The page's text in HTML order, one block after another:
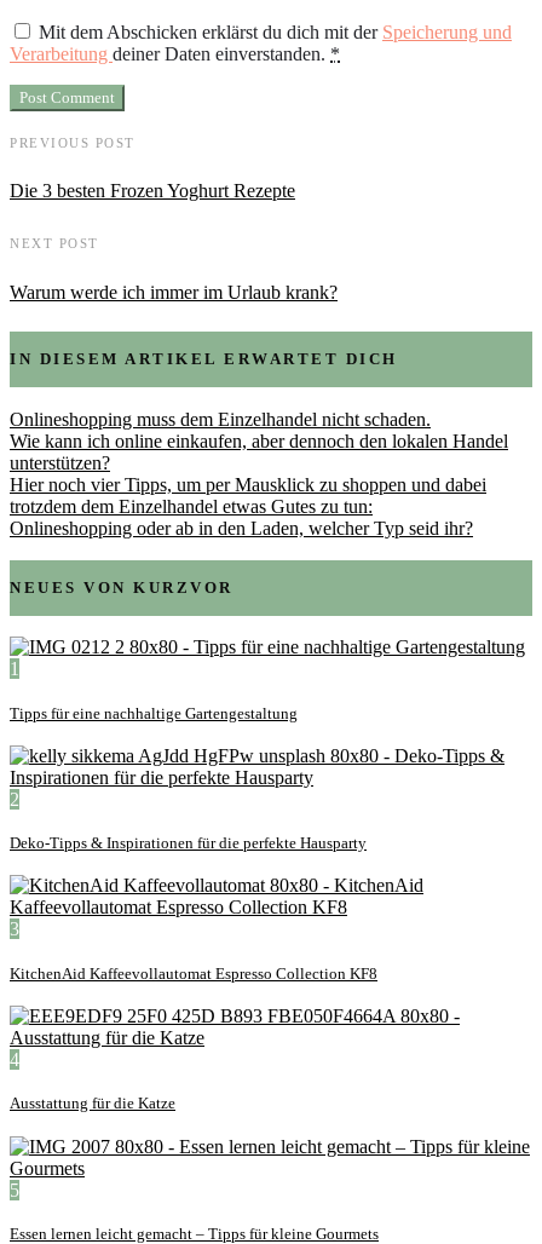
Mit dem Abschicken erklärst du dich mit der Speicherung und
Verarbeitung deiner Daten einverstanden. *
PREVIOUS POST
Die 3 besten Frozen Yoghurt Rezepte
NEXT POST
Warum werde ich immer im Urlaub krank?
IN DIESEM ARTIKEL ERWARTET DICH
Onlineshopping muss dem Einzelhandel nicht schaden.
Wie kann ich online einkaufen, aber dennoch den lokalen Handel
unterstützen?
Hier noch vier Tipps, um per Mausklick zu shoppen und dabei
trotzdem dem Einzelhandel etwas Gutes zu tun:
Onlineshopping oder ab in den Laden, welcher Typ seid ihr?
NEUES VON KURZVOR
1
Tipps für eine nachhaltige Gartengestaltung
2
Deko-Tipps & Inspirationen für die perfekte Hausparty
3
KitchenAid Kaffeevollautomat Espresso Collection KF8
4
Ausstattung für die Katze
5
Essen lernen leicht gemacht – Tipps für kleine Gourmets